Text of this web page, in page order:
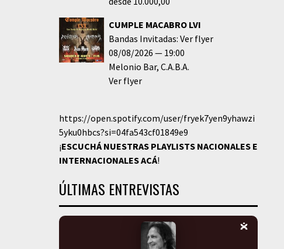
CUMPLE MACABRO LVI
Bandas Invitadas: Ver flyer
08/08/2026
19:00
Melonio Bar C.A.B.A.
Ver flyer
https://open.spotify.com/user/fryek7yen9yhawzi
5yku0hbcs?si=04fa543cf01849e9
¡ESCUCHÁ NUESTRAS PLAYLISTS NACIONALES E
INTERNACIONALESACÁ!
ÚLTIMAS ENTREVISTAS